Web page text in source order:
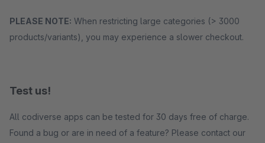
PLEASE NOTE: When restricting large categories (> 3000
products/variants), you may experience a slower checkout.
Test us!
All codiverse apps can be tested for 30 days free of charge.
Found a bug or are in need of a feature? Please contact our